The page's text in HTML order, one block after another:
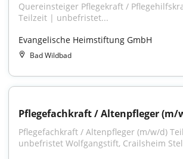
Quereinsteiger Pflegekraft /
Teilzeit | unbefristet...
Evangelische Heimstiftung GmbH
Bad Wildbad
Pflegefachkraft / Altenpfleger (m/
Pflegefachkraft / Altenpfleger (m/w/d)
unbefristet Wolfgangstift, Crailsheim